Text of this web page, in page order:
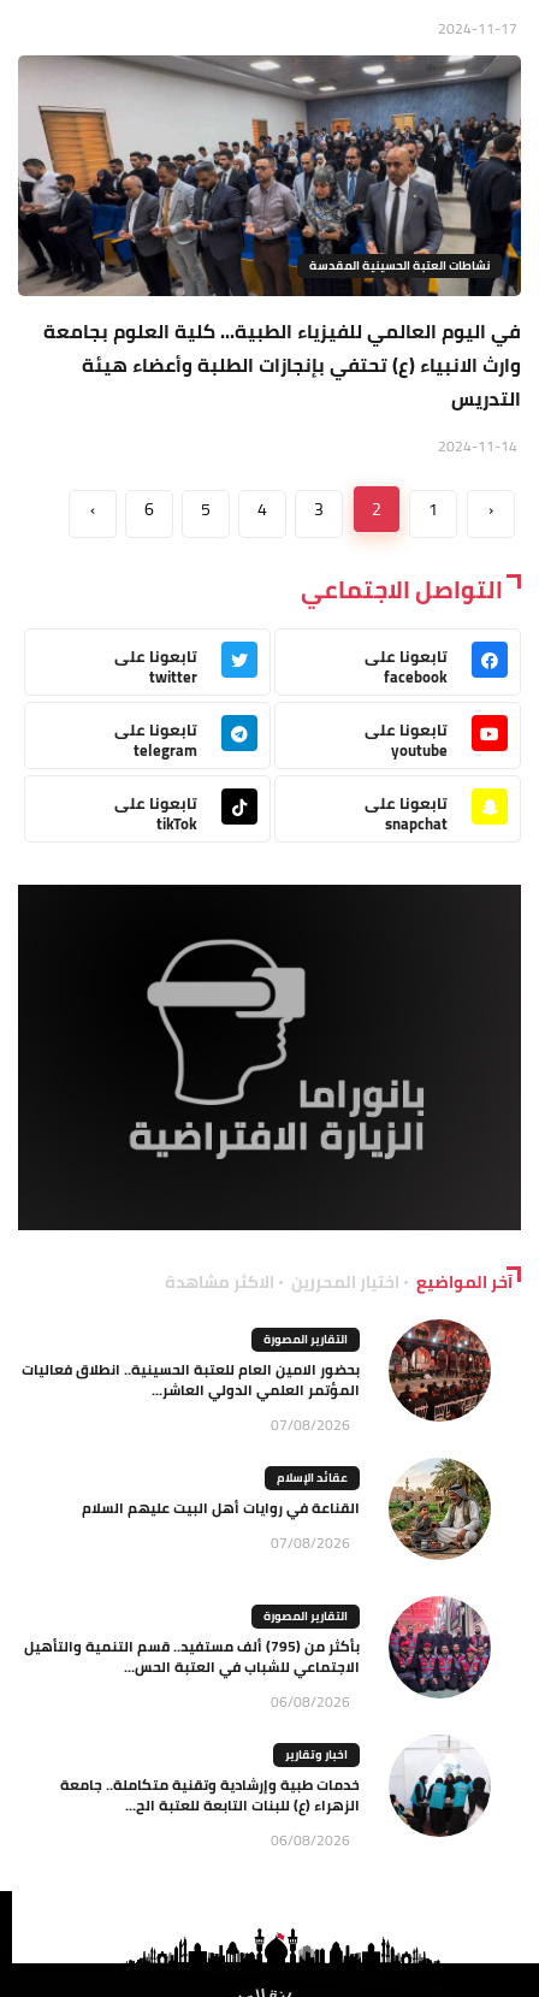
نشاطات العتبة الحسينية المقدسة
في اليوم العالمي للفيزياء الطبية... كلية العلوم بجامعة
وارث الانبياء (ع) تحتفي بإنجازات الطلبة وأعضاء هيئة
التدريس
‹
1
2
3
4
5
6
›
التواصل الاجتماعي
تابعونا على
facebook
تابعونا على
twitter
تابعونا على
youtube
تابعونا على
telegram
تابعونا على
snapchat
تابعونا على
tikTok
آخر المواضيع اختيار المحررين الاكثر مشاهدة
التقارير المصورة
بحضور الامين العام للعتبة الحسينية.. انطلاق فعاليات
المؤتمر العلمي الدولي العاشر...
07/08/2026
عقائد الإسلام
القناعة في روايات أهل البيت عليهم السلام
07/08/2026
التقارير المصورة
بأكثر من (795) ألف مستفيد.. قسم التنمية والتأهيل
الاجتماعي للشباب في العتبة الحس...
06/08/2026
اخبار وتقارير
خدمات طبية وإرشادية وتقنية متكاملة.. جامعة
الزهراء (ع) للبنات التابعة للعتبة الح...
06/08/2026